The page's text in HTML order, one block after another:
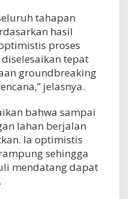
tahapan
hasil
proses
tepat
groundbreaking
jelasnya.
bahwa sampai
lahan berjalan
Ia optimistis
sehingga
mendatang dapat